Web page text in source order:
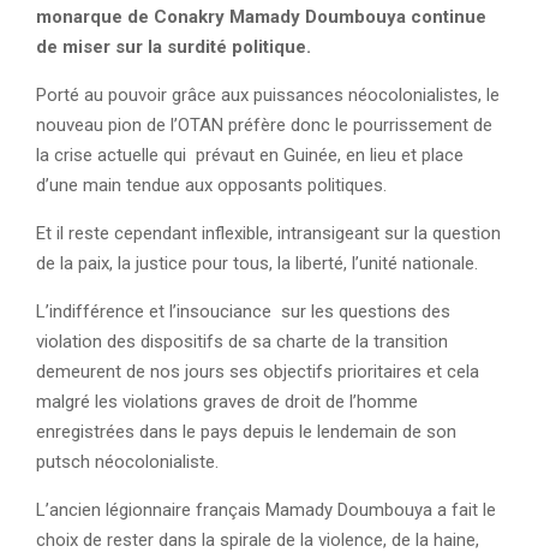
monarque de Conakry Mamady Doumbouya continue
de miser sur la surdité politique.
Porté au pouvoir grâce aux puissances néocolonialistes, le
nouveau pion de l’OTAN préfère donc le pourrissement de
la crise actuelle qui prévaut en Guinée, en lieu et place
d’une main tendue aux opposants politiques.
Et il reste cependant inflexible, intransigeant sur la question
de la paix, la justice pour tous, la liberté, l’unité nationale.
L’indifférence et l’insouciance sur les questions des
violation des dispositifs de sa charte de la transition
demeurent de nos jours ses objectifs prioritaires et cela
malgré les violations graves de droit de l’homme
enregistrées dans le pays depuis le lendemain de son
putsch néocolonialiste.
L’ancien légionnaire français Mamady Doumbouya a fait le
choix de rester dans la spirale de la violence, de la haine,